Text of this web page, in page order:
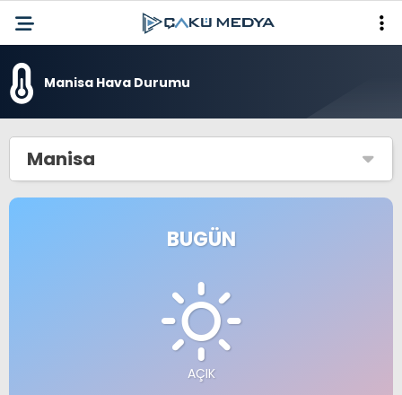
Manisa Hava Durumu
Manisa
BUGÜN
AÇIK